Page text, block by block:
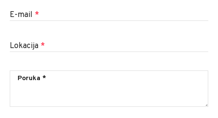
E-mail *
Lokacija *